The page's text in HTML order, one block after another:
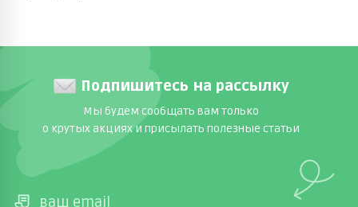
Подпишитесь на рассылку
Мы будем сообщать вам только
о крутых акциях и присылать полезные статьи